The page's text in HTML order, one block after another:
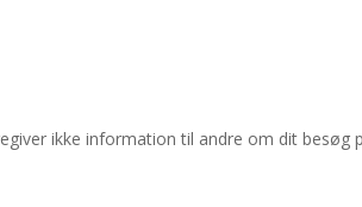
ikke information til andre om dit besøg